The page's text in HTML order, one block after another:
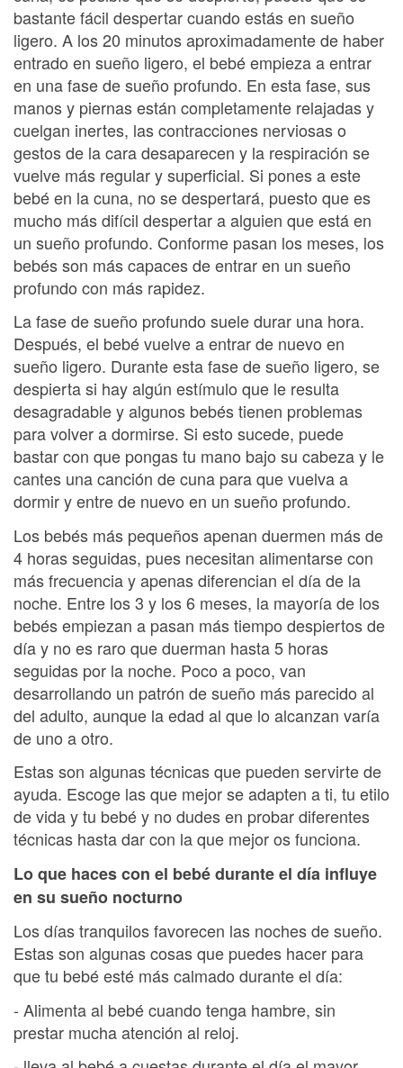
bastante fácil despertar cuando estás en sueño
ligero. A los 20 minutos aproximadamente de haber
entrado en sueño ligero, el bebé empieza a entrar
en una fase de sueño profundo. En esta fase, sus
manos y piernas están completamente relajadas y
cuelgan inertes, las contracciones nerviosas o
gestos de la cara desaparecen y la respiración se
vuelve más regular y superficial. Si pones a este
bebé en la cuna, no se despertará, puesto que es
mucho más difícil despertar a alguien que está en
un sueño profundo. Conforme pasan los meses, los
bebés son más capaces de entrar en un sueño
profundo con más rapidez.
La fase de sueño profundo suele durar una hora.
Después, el bebé vuelve a entrar de nuevo en
sueño ligero. Durante esta fase de sueño ligero, se
despierta si hay algún estímulo que le resulta
desagradable y algunos bebés tienen problemas
para volver a dormirse. Si esto sucede, puede
bastar con que pongas tu mano bajo su cabeza y le
cantes una canción de cuna para que vuelva a
dormir y entre de nuevo en un sueño profundo.
Los bebés más pequeños apenan duermen más de
4 horas seguidas, pues necesitan alimentarse con
más frecuencia y apenas diferencian el día de la
noche. Entre los 3 y los 6 meses, la mayoría de los
bebés empiezan a pasan más tiempo despiertos de
día y no es raro que duerman hasta 5 horas
seguidas por la noche. Poco a poco, van
desarrollando un patrón de sueño más parecido al
del adulto, aunque la edad al que lo alcanzan varía
de uno a otro.
Estas son algunas técnicas que pueden servirte de
ayuda. Escoge las que mejor se adapten a ti, tu etilo
de vida y tu bebé y no dudes en probar diferentes
técnicas hasta dar con la que mejor os funciona.
Lo que haces con el bebé durante el día influye
en su sueño nocturno
Los días tranquilos favorecen las noches de sueño.
Estas son algunas cosas que puedes hacer para
que tu bebé esté más calmado durante el día:
- Alimenta al bebé cuando tenga hambre, sin
prestar mucha atención al reloj.